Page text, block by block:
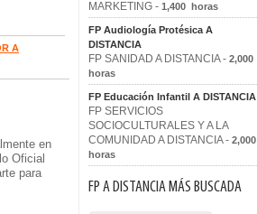
A
en
Oficial
para
MARKETING - 1,400 horas
FP Audiología Protésica A
DISTANCIA
FP SANIDAD A DISTANCIA - 2,000
horas
FP Educación Infantil A DISTANCIA
FP SERVICIOS
SOCIOCULTURALES Y A LA
COMUNIDAD A DISTANCIA - 2,000
horas
FP A DISTANCIA MÁS BUSCADA